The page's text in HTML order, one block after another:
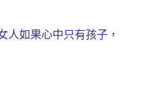
人如果心中只有孩子，